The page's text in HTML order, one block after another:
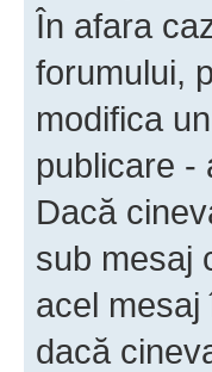
În afara
forumului,
modifica
publicare -
Dacă
sub mesaj
acel mesaj
dacă